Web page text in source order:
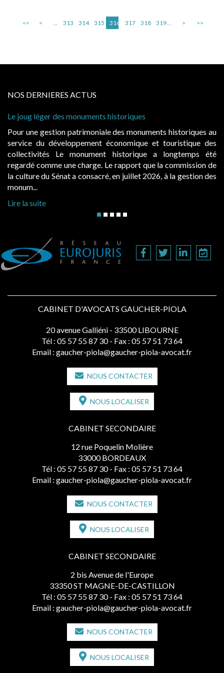
<< < ... 313 314 315 316 317 318 319... > >>
NOS DERNIERES ACTUS
historiques
des monuments historiques au
et touristique des
historique a longtemps été
rapport que la commission de
en juillet 2026, à la gestion des
Cabines de plage : le juge
Evocatrices des bains de
également un beau sujet
public, elles donnent lieu au
d’occupation. Saisies par des
CABINET D'AVOCATS GAUCHER-PIOLA
20 avenue Galliéni - 33500 LIBOURNE
Tél : 05 57 55 87 30 - Fax : 05 57 51 73 64
Email : gaucher-piola@gaucher-piola-avocat.fr
NOUS CONTACTER
NOUS LOCALISER
CABINET SECONDAIRE
12 rue Poquelin Molière
33000 BORDEAUX
Tél : 05 57 55 87 30 - Fax : 05 57 51 73 64
Email : gaucher-piola@gaucher-piola-avocat.fr
NOUS CONTACTER
NOUS LOCALISER
CABINET SECONDAIRE
2 bis Avenue de l'Europe
33350 ST MAGNE-DE-CASTILLON
Tél : 05 57 55 87 30 - Fax : 05 57 51 73 64
Email : gaucher-piola@gaucher-piola-avocat.fr
NOUS CONTACTER
NOUS LOCALISER